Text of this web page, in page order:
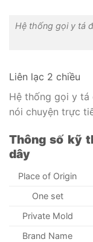
Hệ thống gọi y tá
Liên lạc 2 chiều
Hệ thống gọi y tá
nói chuyện trực
Thông số kỹ
dây
Place of Origin
One set
Private Mold
Brand Name